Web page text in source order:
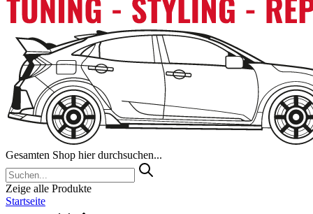
Gesamten Shop hier durchsuchen...
Zeige alle Produkte
Startseite